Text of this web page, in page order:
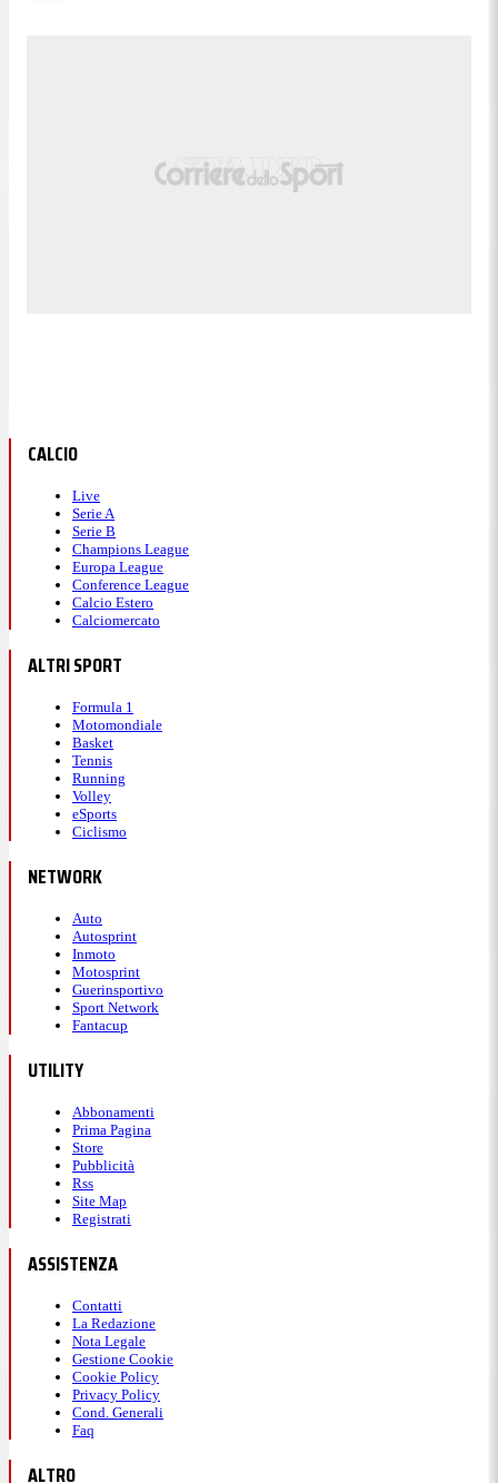
CALCIO
Live
Serie A
Serie B
Champions League
Europa League
Conference League
Calcio Estero
Calciomercato
ALTRI SPORT
Formula 1
Motomondiale
Basket
Tennis
Running
Volley
eSports
Ciclismo
NETWORK
Auto
Autosprint
Inmoto
Motosprint
Guerinsportivo
Sport Network
Fantacup
UTILITY
Abbonamenti
Prima Pagina
Store
Pubblicità
Rss
Site Map
Registrati
ASSISTENZA
Contatti
La Redazione
Nota Legale
Gestione Cookie
Cookie Policy
Privacy Policy
Cond. Generali
Faq
ALTRO